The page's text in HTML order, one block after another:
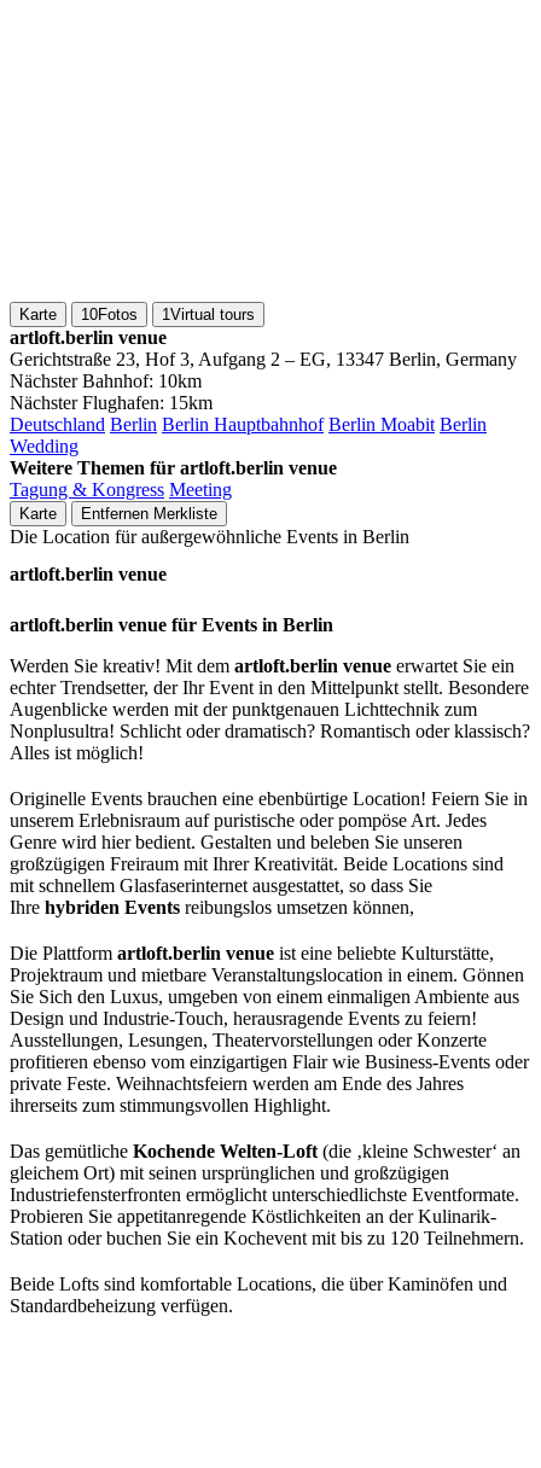
Karte 10Fotos 1Virtual tours
artloft.berlin venue
Gerichtstraße 23, Hof 3, Aufgang 2 – EG, 13347 Berlin, Germany
Nächster Bahnhof: 10km
Nächster Flughafen: 15km
Deutschland Berlin Berlin Hauptbahnhof Berlin Moabit Berlin
Wedding
Weitere Themen für artloft.berlin venue
Tagung & Kongress Meeting
Karte Entfernen Merkliste
Die Location für außergewöhnliche Events in Berlin
artloft.berlin venue
artloft.berlin venue für Events in Berlin
Werden Sie kreativ! Mit dem artloft.berlin venue erwartet Sie ein
echter Trendsetter, der Ihr Event in den Mittelpunkt stellt. Besondere
Augenblicke werden mit der punktgenauen Lichttechnik zum
Nonplusultra! Schlicht oder dramatisch? Romantisch oder klassisch?
Alles ist möglich!
Originelle Events brauchen eine ebenbürtige Location! Feiern Sie in
unserem Erlebnisraum auf puristische oder pompöse Art. Jedes
Genre wird hier bedient. Gestalten und beleben Sie unseren
großzügigen Freiraum mit Ihrer Kreativität. Beide Locations sind
mit schnellem Glasfaserinternet ausgestattet, so dass Sie
Ihre hybriden Events reibungslos umsetzen können,
Die Plattform artloft.berlin venue ist eine beliebte Kulturstätte,
Projektraum und mietbare Veranstaltungslocation in einem. Gönnen
Sie Sich den Luxus, umgeben von einem einmaligen Ambiente aus
Design und Industrie-Touch, herausragende Events zu feiern!
Ausstellungen, Lesungen, Theatervorstellungen oder Konzerte
profitieren ebenso vom einzigartigen Flair wie Business-Events oder
private Feste. Weihnachtsfeiern werden am Ende des Jahres
ihrerseits zum stimmungsvollen Highlight.
Das gemütliche Kochende Welten-Loft (die ‚kleine Schwester‘ an
gleichem Ort) mit seinen ursprünglichen und großzügigen
Industriefensterfronten ermöglicht unterschiedlichste Eventformate.
Probieren Sie appetitanregende Köstlichkeiten an der Kulinarik-
Station oder buchen Sie ein Kochevent mit bis zu 120 Teilnehmern.
Beide Lofts sind komfortable Locations, die über Kaminöfen und
Standardbeheizung verfügen.